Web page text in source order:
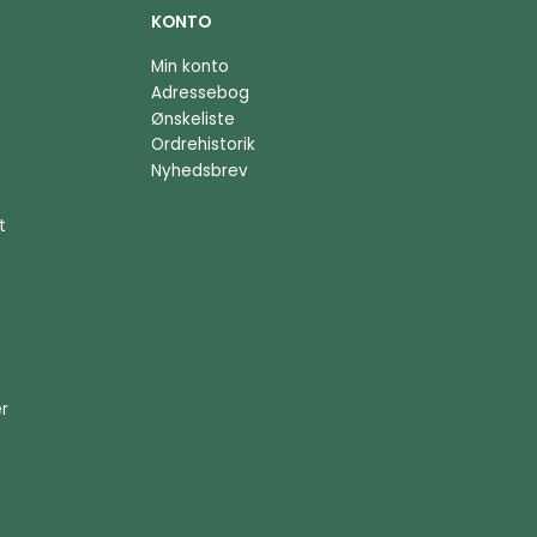
KONTO
Min konto
Adressebog
Ønskeliste
Ordrehistorik
Nyhedsbrev